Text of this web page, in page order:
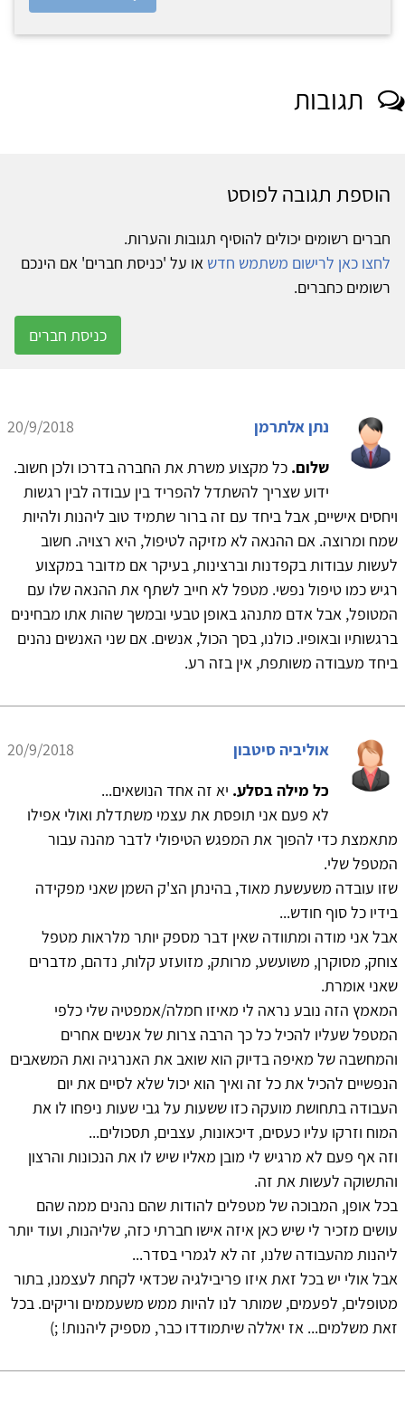
תגובות
הוספת תגובה לפוסט
חברים רשומים יכולים להוסיף תגובות והערות.
לחצו כאן לרישום משתמש חדש או על 'כניסת חברים' אם הינכם
רשומים כחברים.
כניסת חברים
נתן אלתרמן
20/9/2018
שלום. כל מקצוע משרת את החברה בדרכו ולכן חשוב.
ידוע שצריך להשתדל להפריד בין עבודה לבין רגשות
ויחסים אישיים, אבל ביחד עם זה ברור שתמיד טוב ליהנות ולהיות
שמח ומרוצה. אם ההנאה לא מזיקה לטיפול, היא רצויה. חשוב
לעשות עבודות בקפדנות וברצינות, בעיקר אם מדובר במקצוע
רגיש כמו טיפול נפשי. מטפל לא חייב לשתף את ההנאה שלו עם
המטופל, אבל אדם מתנהג באופן טבעי ובמשך שהות אתו מבחינים
ברגשותיו ובאופיו. כולנו, בסך הכול, אנשים. אם שני האנשים נהנים
ביחד מעבודה משותפת, אין בזה רע.
אוליביה סיטבון
20/9/2018
כל מילה בסלע. יא זה אחד הנושאים...
לא פעם אני תופסת את עצמי משתדלת ואולי אפילו
מתאמצת כדי להפוך את המפגש הטיפולי לדבר מהנה עבור
המטפל שלי.
שזו עובדה משעשעת מאוד, בהינתן הצ'ק השמן שאני מפקידה
בידיו כל סוף חודש...
אבל אני מודה ומתוודה שאין דבר מספק יותר מלראות מטפל
צוחק, מסוקרן, משועשע, מרותק, מזועזע קלות, נדהם, מדברים
שאני אומרת.
המאמץ הזה נובע נראה לי מאיזו חמלה/אמפטיה שלי כלפי
המטפל שעליו להכיל כל כך הרבה צרות של אנשים אחרים
והמחשבה של מאיפה בדיוק הוא שואב את האנרגיה ואת המשאבים
הנפשיים להכיל את כל זה ואיך הוא יכול שלא לסיים את יום
העבודה בתחושת מועקה כזו ששעות על גבי שעות ניפחו לו את
המוח וזרקו עליו כעסים, דיכאונות, עצבים, תסכולים...
וזה אף פעם לא מרגיש לי מובן מאליו שיש לו את הנכונות והרצון
והתשוקה לעשות את זה.
בכל אופן, המבוכה של מטפלים להודות שהם נהנים ממה שהם
עושים מזכיר לי שיש כאן איזה אישו חברתי כזה, שליהנות, ועוד יותר
ליהנות מהעבודה שלנו, זה לא לגמרי בסדר...
אבל אולי יש בכל זאת איזו פריבילגיה שכדאי לקחת לעצמנו, בתור
מטופלים, לפעמים, שמותר לנו להיות ממש משעממים וריקים. בכל
זאת משלמים... אז יאללה שיתמודדו כבר, מספיק ליהנות! ;)